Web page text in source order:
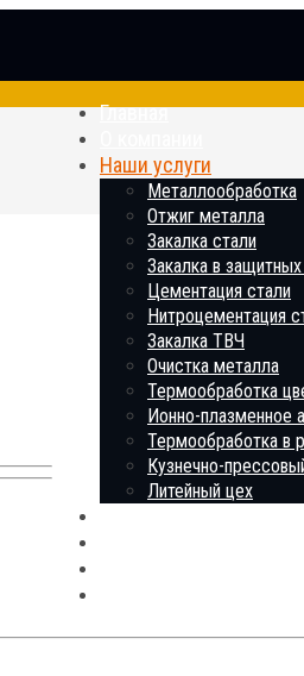
Главная
Наши услуги
Металлообработка
Отжиг металла
Закалка стали
Закалка в
Цементация стали
Нитроцементация
Закалка ТВЧ
Очистка металла
Термообработка
Ионно-плазменное
Термообработка в
Кузнечно-
Литейный цех